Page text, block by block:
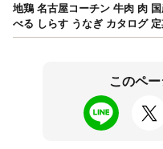
地鶏 名古屋コーチン 牛肉 肉
べる しらす うなぎ カタログ
このペ